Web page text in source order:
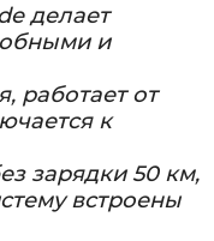
делает
и
работает от
к
зарядки 50 км,
встроены